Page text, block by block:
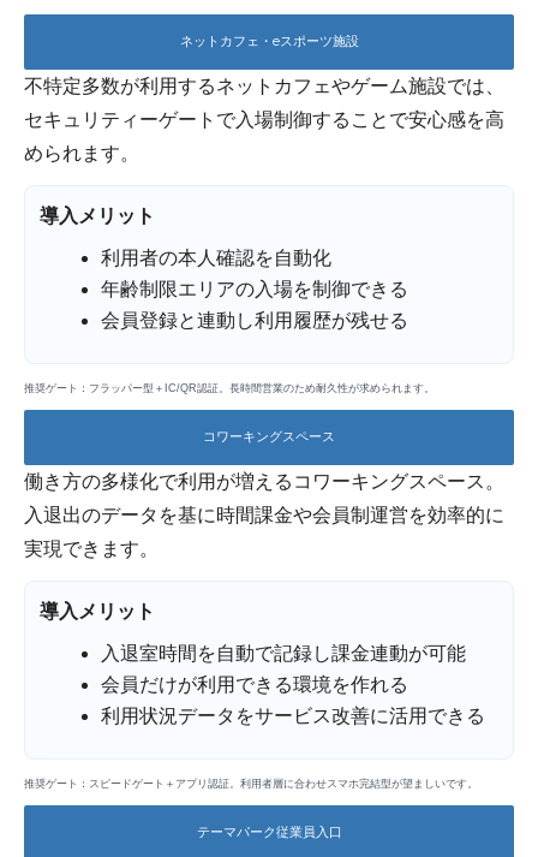
ネットカフェ・eスポーツ施設
不特定多数が利用するネットカフェやゲーム施設では、
セキュリティーゲートで入場制御することで安心感を高
められます。
導入メリット
利用者の本人確認を自動化
年齢制限エリアの入場を制御できる
会員登録と連動し利用履歴が残せる
推奨ゲート：フラッパー型＋IC/QR認証。長時間営業のため耐久性が求められます。
コワーキングスペース
働き方の多様化で利用が増えるコワーキングスペース。
入退出のデータを基に時間課金や会員制運営を効率的に
実現できます。
導入メリット
入退室時間を自動で記録し課金連動が可能
会員だけが利用できる環境を作れる
利用状況データをサービス改善に活用できる
推奨ゲート：スピードゲート＋アプリ認証。利用者層に合わせスマホ完結型が望ましいです。
テーマパーク従業員入口